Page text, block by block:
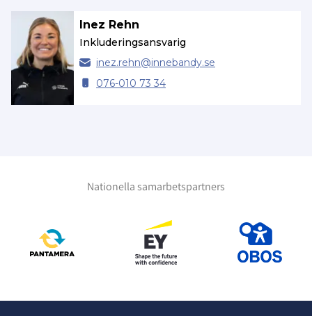
Inez Rehn
Inkluderingsansvarig
inez.rehn@innebandy.se
076-010 73 34
Nationella samarbetspartners